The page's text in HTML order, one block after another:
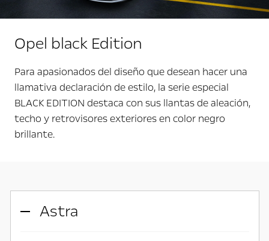
Opel black Edition
Para apasionados del diseño que desean hacer una
llamativa declaración de estilo, la serie especial
BLACK EDITION destaca con sus llantas de aleación,
techo y retrovisores exteriores en color negro
brillante.
Astra